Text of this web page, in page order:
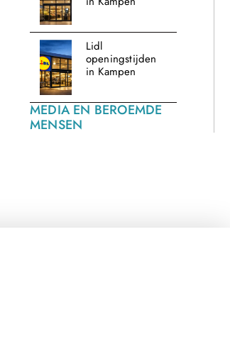
Lidl
openingstijden
in Kampen
MEDIA EN BEROEMDE
MENSEN